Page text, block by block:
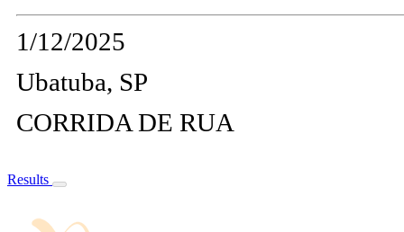
1/12/2025
Ubatuba, SP
CORRIDA DE RUA
Results